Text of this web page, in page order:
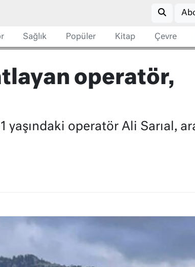
Sağlık Popüler Kitap Çevre
operatör,
operatör Ali Sarıal,